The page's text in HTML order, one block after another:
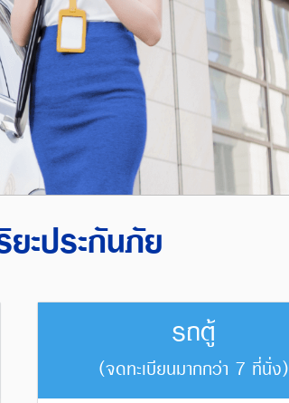
ะประกันภัย
รถตู้
(จดทะเบียนมากกว่า 7 ที่นั่ง)